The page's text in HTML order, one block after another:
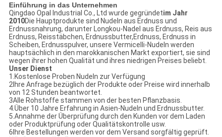
Einführung in das Unternehmen
Qingdao Opal Industrial Co., Ltd wurde gegründetim Jahr
2010Die Hauptprodukte sind Nudeln aus Erdnuss und
Erdnussnahrung, darunter Longkou-Nadel aus Erdnuss, Reis aus
Erdnuss, Reisstäbchen, Erdnussbutter,Erdnuss, Erdnuss in
Scheiben, Erdnusspulver, unsere Vermicelli-Nudeln werden
hauptsächlich in den marokkanischen Markt exportiert, sie sind
wegen ihrer hohen Qualität und ihres niedrigen Preises beliebt.
Unser Dienst
1.Kostenlose Proben Nudeln zur Verfügung
2Ihre Anfrage bezüglich der Produkte oder Preise wird innerhalb
von 12 Stunden beantwortet.
3Alle Rohstoffe stammen von der besten Pflanzbasis.
4.Über 10 Jahre Erfahrung in Asien-Nudeln und Erdnussbutter.
5.Annahme der Überprüfung durch den Kunden vor dem Laden
oder Produktprüfung oder Qualitätskontrolle usw.
6Ihre Bestellungen werden vor dem Versand sorgfältig geprüft.